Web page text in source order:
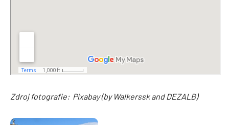
Zdroj fotografie: Pixabay (by Walkerssk and DEZALB)